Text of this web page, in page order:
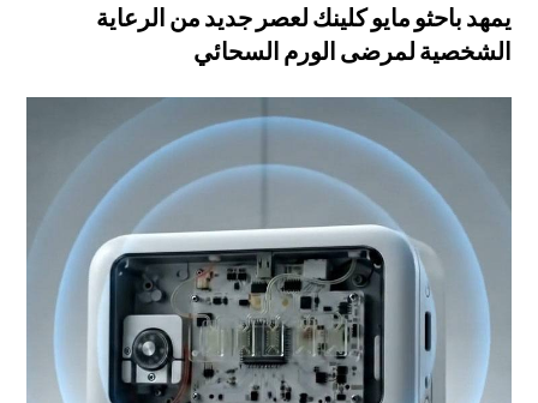
يمهد باحثو مايو كلينك لعصر جديد من الرعاية
الشخصية لمرضى الورم السحائي